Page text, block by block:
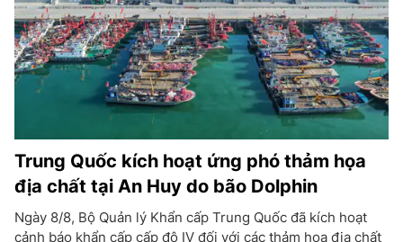
Trung Quốc kích hoạt ứng phó thảm họa
địa chất tại An Huy do bão Dolphin
Ngày 8/8, Bộ Quản lý Khẩn cấp Trung Quốc đã kích hoạt
cảnh báo khẩn cấp cấp độ IV đối với các thảm họa địa chất